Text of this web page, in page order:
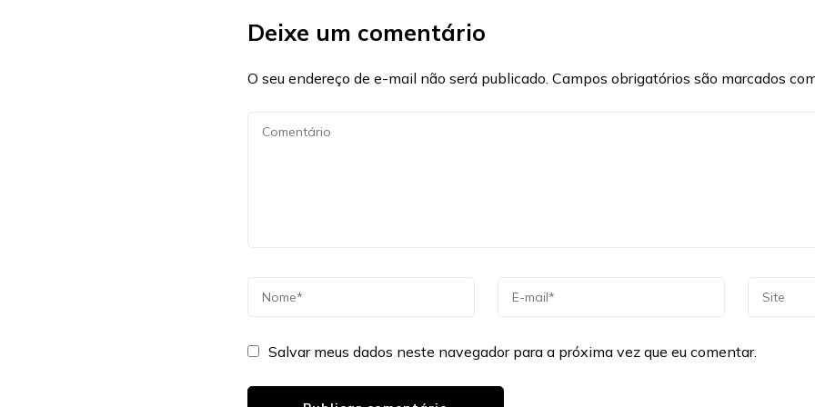
Deixe um comentário
O seu endereço de e-mail não será publicado. Campos obrigatórios são marcados
Salvar meus dados neste navegador para a próxima vez que eu comentar.